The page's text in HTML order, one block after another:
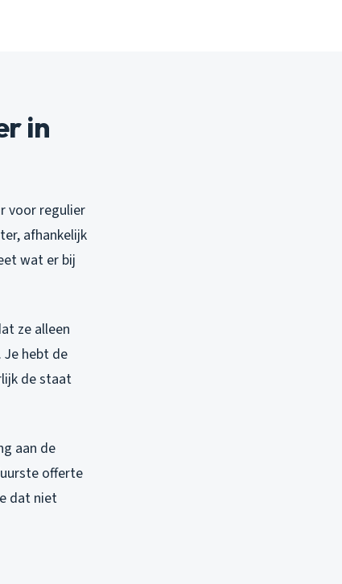
in
voor regulier
afhankelijk
wat er bij
ze alleen
Je hebt de
de staat
aan de
offerte
dat niet